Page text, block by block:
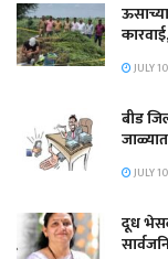
JULY
बीड
जाळ्यात
JULY
दूध